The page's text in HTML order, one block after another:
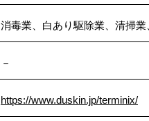
消毒業、白あり駆除業、清掃
－
https://www.duskin.jp/terminix/